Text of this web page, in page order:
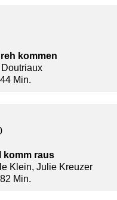
kommen
Min.
komm raus
Klein, Julie Kreuzer
Min.